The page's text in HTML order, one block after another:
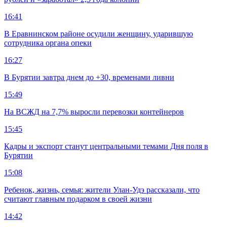
16:41
В Еравнинском районе осудили женщину, ударившую
сотрудника органа опеки
16:27
В Бурятии завтра днем до +30, временами ливни
15:49
На ВСЖД на 7,7% выросли перевозки контейнеров
15:45
Кадры и экспорт станут центральными темами Дня поля в
Бурятии
15:08
Ребенок, жизнь, семья: жители Улан-Удэ рассказали, что
считают главным подарком в своей жизни
14:42